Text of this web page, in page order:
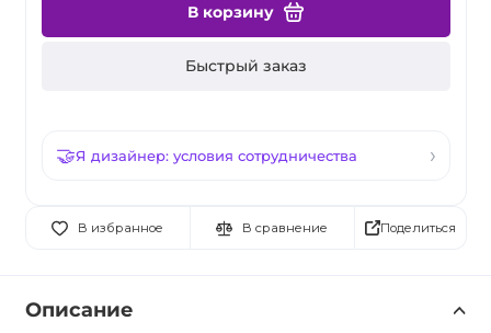
В корзину
Быстрый заказ
Я дизайнер: условия сотрудничества
В избранное В сравнение Поделиться
Описание